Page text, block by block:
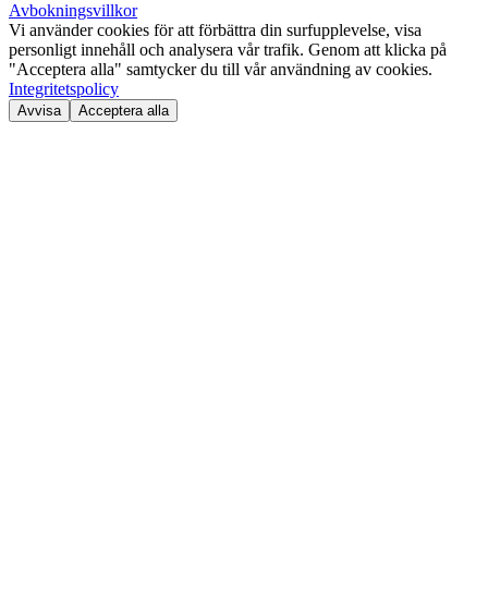
Avbokningsvillkor
Vi använder cookies för att förbättra din surfupplevelse, visa
personligt innehåll och analysera vår trafik. Genom att klicka på
"Acceptera alla" samtycker du till vår användning av cookies.
Integritetspolicy
Avvisa Acceptera alla